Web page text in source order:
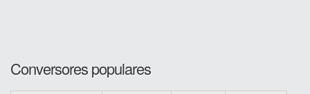
Conversores populares